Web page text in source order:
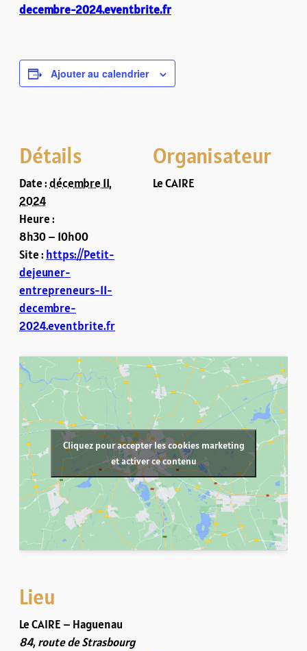
decembre-2024.eventbrite.fr
Ajouter au calendrier
Détails
Date :décembre 11,
2024
Heure :
8h30 – 10h00
Site : https://Petit-
dejeuner-
entrepreneurs-11-
decembre-
2024.eventbrite.fr
Organisateur
Le CAIRE
Lieu
Le CAIRE – Haguenau
84, route de Strasbourg
Cliquez pour accepter les cookies marketing
et activer ce contenu